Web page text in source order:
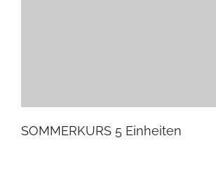
SOMMERKURS 5 Einheiten